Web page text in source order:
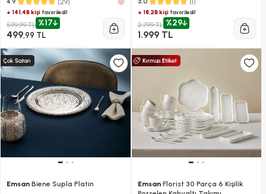
4.9
+ 141.4B kişi favoriledi!
599,99 TL %17
499,99 TL
5.0
+ 18.2B kişifavoriledi!
2.799 TL %29
1.999 TL
Emsan Biene Supla Platin EmsanFlorist 30 Parça 6 Kişilik